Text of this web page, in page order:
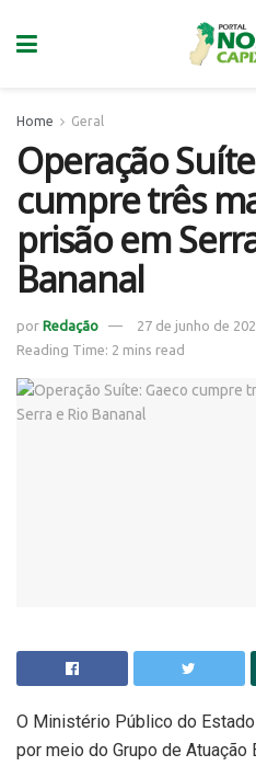
Home Geral
Operação
cumpre três
prisão em
Bananal
por Redação
27 de junho de
Reading Time: 2 mins read
O Ministério Público do
por meio do Grupo de Atuação